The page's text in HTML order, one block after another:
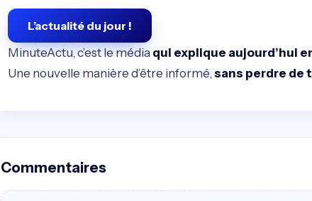
L’actualité du jour !
MinuteActu, c’est le média qui explique aujourd’hui
Une nouvelle manière d’être informé,sans perdre de
Commentaires